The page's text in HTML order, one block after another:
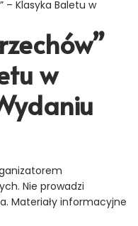
– Klasyka Baletu w
w
Nie prowadzi
Materiały informacyjne